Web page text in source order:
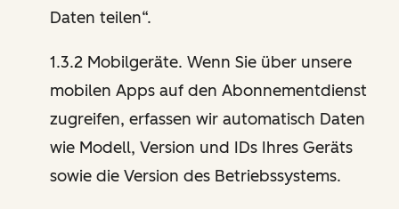
Daten teilen“.
1.3.2 Mobilgeräte. Wenn Sie über unsere
mobilen Apps auf den Abonnementdienst
zugreifen, erfassen wir automatisch Daten
wie Modell, Version und IDs Ihres Geräts
sowie die Version des Betriebssystems.